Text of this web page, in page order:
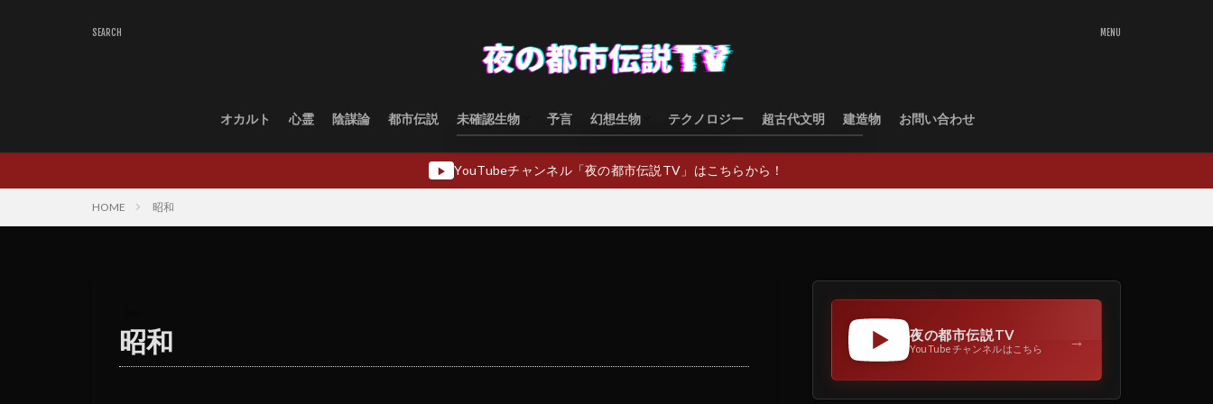
オカルト 心霊 陰謀論 都市伝説 未確認生物
水棲型
類人猿型
飛行生物型
予言 幻想生物
幻想生物日本
幻想生物ヨーロッパ
幻想生物アジア
幻想生物オセアニア
幻想生物中東
テクノロジー 超古代文明 建造物 お問い合わせ
▶ YouTubeチャンネル「夜の都市伝説TV」はこちらから！
HOME 昭和
昭和 夜の都市伝説TV
YouTubeチャンネルはこちら →